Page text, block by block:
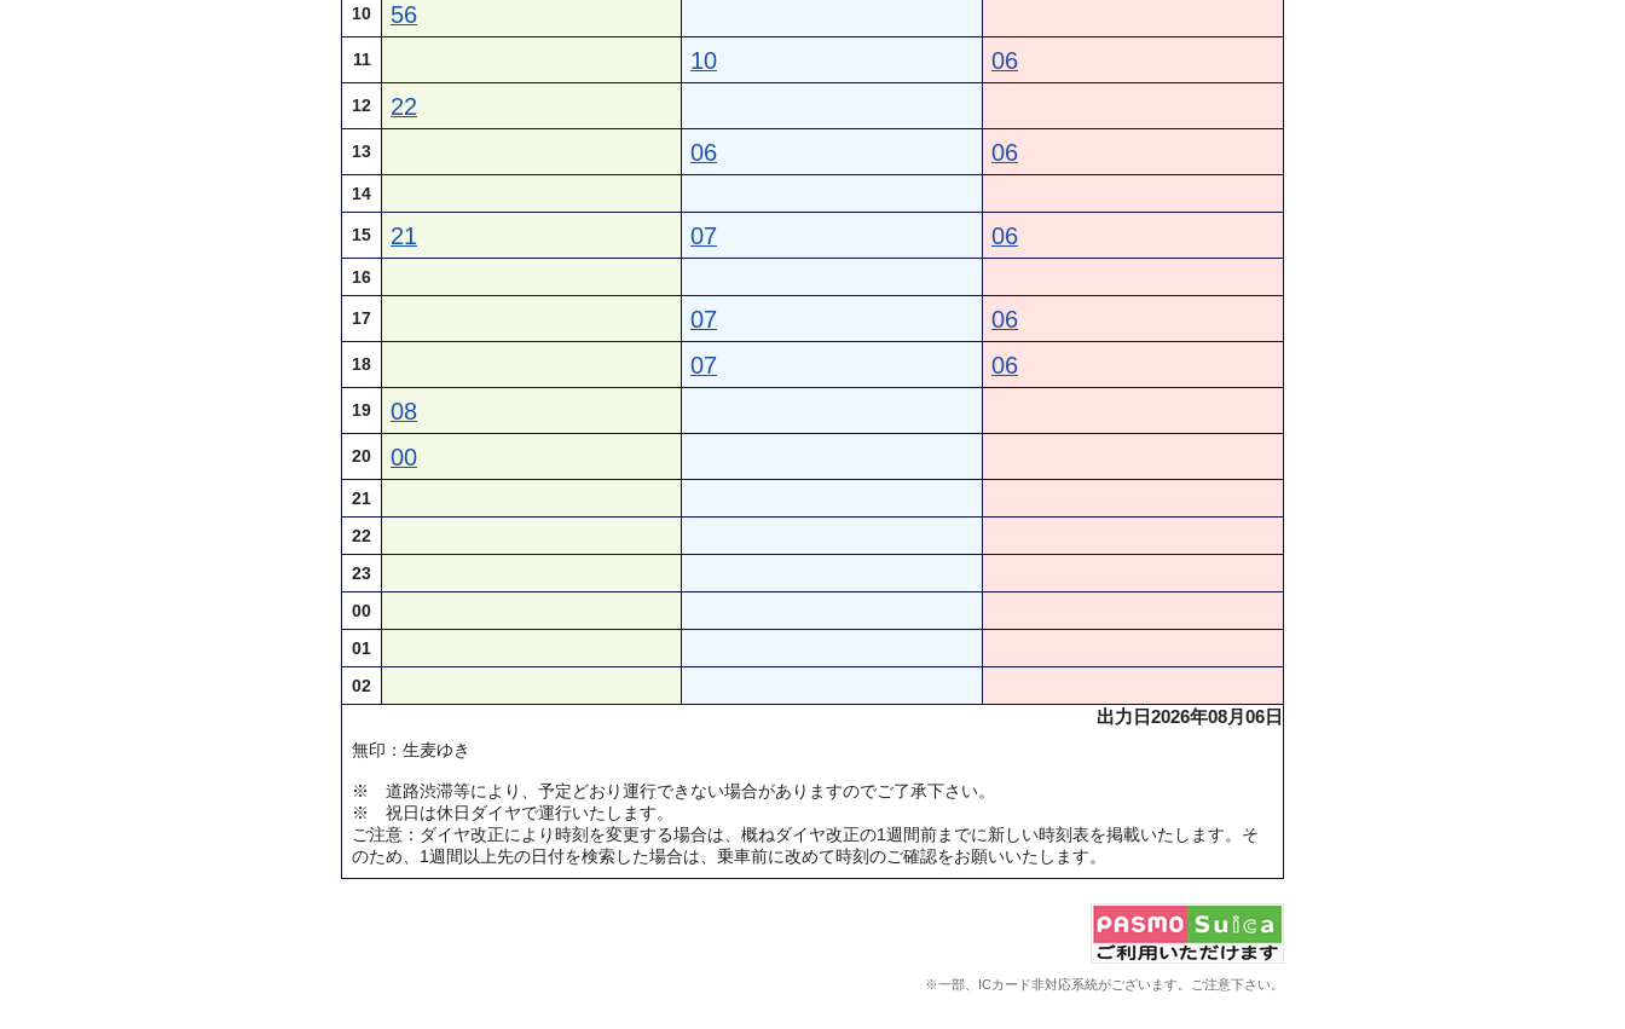
10 56
11 10 06
12 22
13 06 06
14
15 21 07 06
16
17 07 06
18 07 06
19 08
20 00
21
22
23
00
01
02
出力日2026年08月06日
無印：生麦ゆき
※ 道路渋滞等により、予定どおり運行できない場合がありますのでご了承下さい。
※ 祝日は休日ダイヤで運行いたします。
ご注意：ダイヤ改正により時刻を変更する場合は、概ねダイヤ改正の1週間前までに新しい時刻表を掲載いたします。そ
のため、1週間以上先の日付を検索した場合は、乗車前に改めて時刻のご確認をお願いいたします。
※一部、ICカード非対応系統がございます。ご注意下さい。